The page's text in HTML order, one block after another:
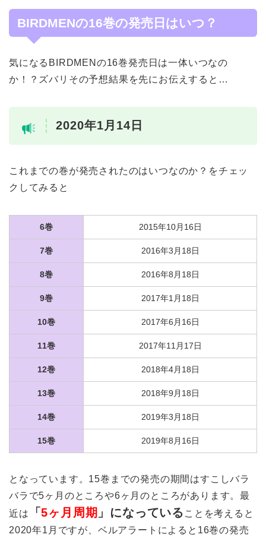
BIRDMENの16巻の発売日はいつ？
気になるBIRDMENの16巻発売日は一体いつなの
か！？ズバリその予想結果を先にお伝えすると…
2020年1月14日
これまでの巻が発売されたのはいつなのか？をチェッ
クしてみると
6巻 2015年10月16日
7巻 2016年3月18日
8巻 2016年8月18日
9巻 2017年1月18日
10巻 2017年6月16日
11巻 2017年11月17日
12巻 2018年4月18日
13巻 2018年9月18日
14巻 2019年3月18日
15巻 2019年8月16日
となっています。15巻までの発売の期間はすこしバラ
バラで5ヶ月のところや6ヶ月のところがあります。最
近は
「5ヶ月周期 」になっている ことを考えると
2020年1月ですが、ベルアラートによると16巻の発売